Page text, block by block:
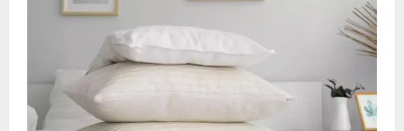
повний
гайд:
види,
функції,
вибір